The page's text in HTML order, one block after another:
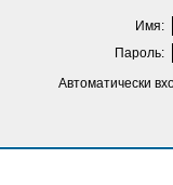
Имя:
Пароль:
Автоматически